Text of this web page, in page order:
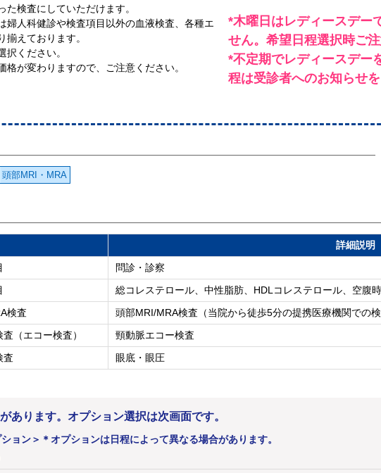
検査にしていただけます。
人科健診や検査項目以外の血液検査、各種エ
揃えております。
択ください。
が変わりますので、ご注意ください。
*木曜日はレディースデー
せん。希望日程選択時ご注
*不定期でレディースデー
程は受診者へのお知らせを
頭部MRI・MRA
詳細説明
問診・診察
総コレステロール、中性脂肪、HDLコレステロール、空腹
検査
頭部MRI/MRA検査（当院から徒歩5分の提携医療機関での検
（エコー検査）
頸動脈エコー検査
査 眼底・眼圧
あります。オプション選択は次画面です。
ョン＞ ＊オプションは日程によって異なる場合があります。